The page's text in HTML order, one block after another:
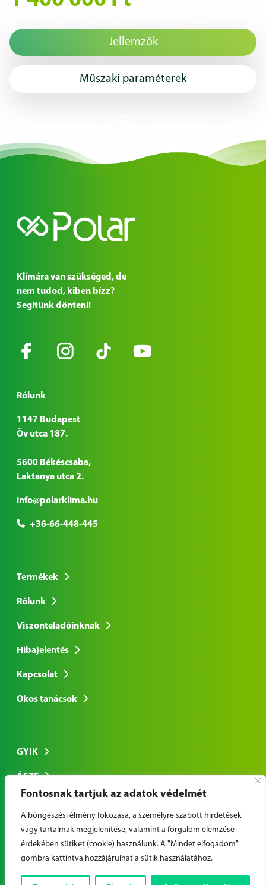
Fontosnak tartjuk az adatok védelmét
A böngészési élmény fokozása, a személyre szabott hirdetések
vagy tartalmak megjelenítése, valamint a forgalom elemzése
érdekében sütiket (cookie) használunk. A "Mindet elfogadom"
gombra kattintva hozzájárulhat a sütik használatához.
Jellemzők
Műszaki paraméterek
Klímára van szükséged, de
nem tudod, kiben bízz?
Segítünk dönteni!
Rólunk
1147 Budapest
Öv utca 187.
5600 Békéscsaba,
Laktanya utca 2.
info@polarklima.hu
+36-66-448-445
Termékek
Rólunk
Viszonteladóinknak
Hibajelentés
Kapcsolat
Okos tanácsok
GYIK
ÁSZF
Adatkezelési tájékoztató
© Copyright 2026 Cool-Airconditional Nyrt. | Minden jog